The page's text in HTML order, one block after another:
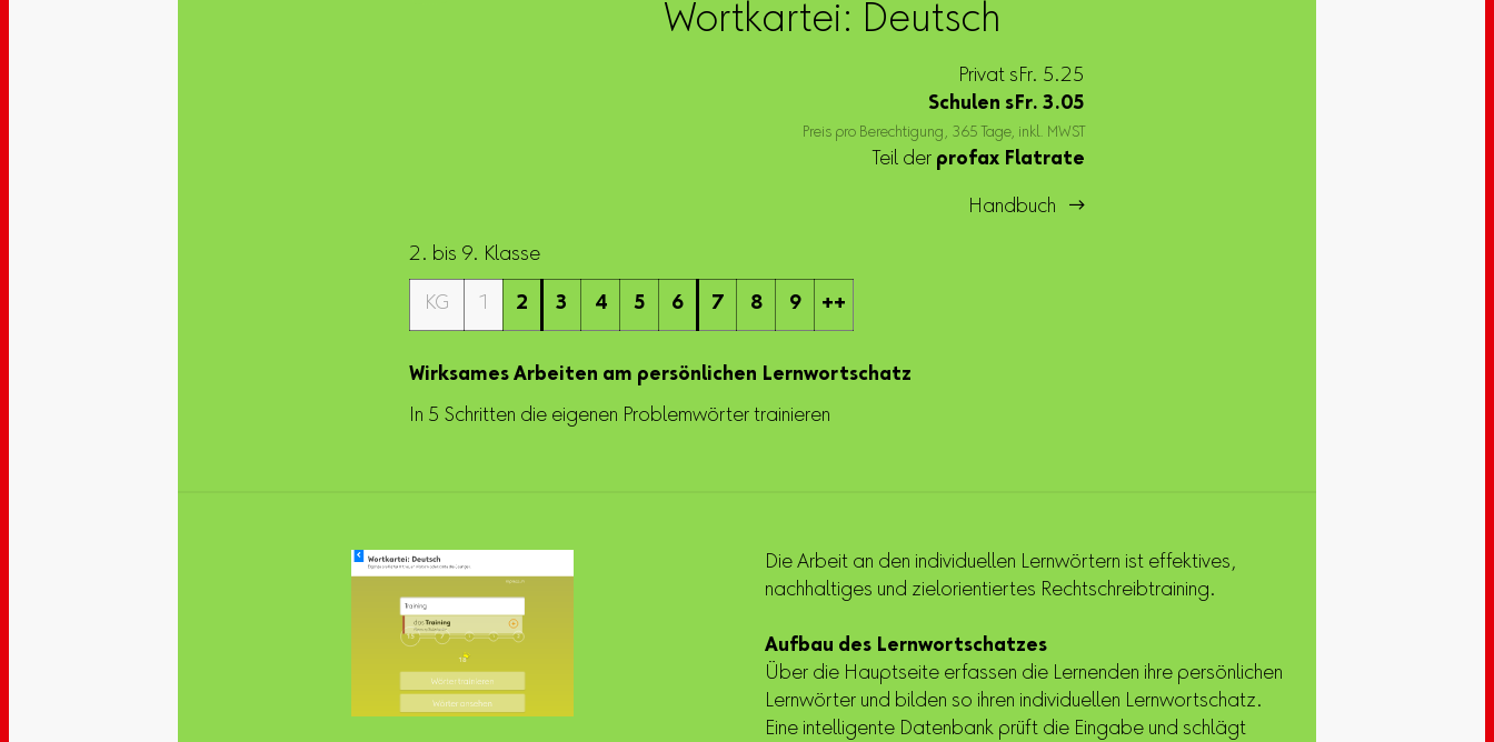
Wortkartei: Deutsch
Privat sFr. 5.25
Schulen sFr. 3.05
Preis pro Berechtigung, 365 Tage, inkl. MWST
Teil der profax Flatrate
Handbuch 
2. bis 9. Klasse
KG 1 2 3 4 5 6 7 8 9 ++
Wirksames Arbeiten am persönlichen Lernwortschatz
In 5 Schritten die eigenen Problemwörter trainieren
Die Arbeit an den individuellen Lernwörtern ist effektives,
nachhaltiges und zielorientiertes Rechtschreibtraining.
Aufbau des Lernwortschatzes
Über die Hauptseite erfassen die Lernenden ihre persönlichen
Lernwörter und bilden so ihren individuellen Lernwortschatz.
Eine intelligente Datenbank prüft die Eingabe und schlägt